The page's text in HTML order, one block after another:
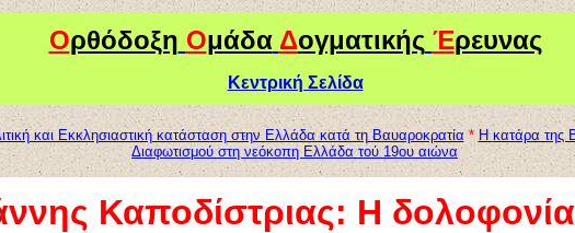
Ορθόδοξη Ομάδα Δογματικής Έρευνας
Κεντρική Σελίδα
και Εκκλησιαστική κατάσταση στην Ελλάδα κατά τηΒαυαροκρατία * Η κατάρα της
Διαφωτισμού στη νεόκοπη Ελλάδα τού 19ου αιώνα
Καποδίστριας: Η